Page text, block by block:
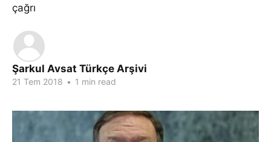
çağrı
Şarkul Avsat Türkçe Arşivi
21 Tem 2018 • 1 min read